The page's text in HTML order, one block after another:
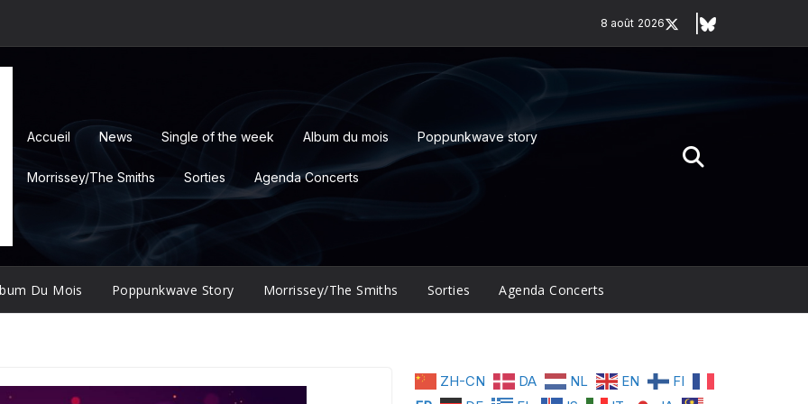
8 août 2026
Accueil News Single of the week Album du mois Poppunkwave story
Morrissey/The Smiths Sorties Agenda Concerts
Du Mois Poppunkwave Story Morrissey/The Smiths Sorties Agenda Concerts
ZH-CN DA NL EN
FI